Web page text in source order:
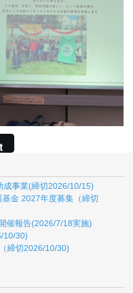
成事業(締切2026/10/15)
金 2027年度募集（締切
催報告(2026/7/18実施)
10/30)
締切2026/10/30)